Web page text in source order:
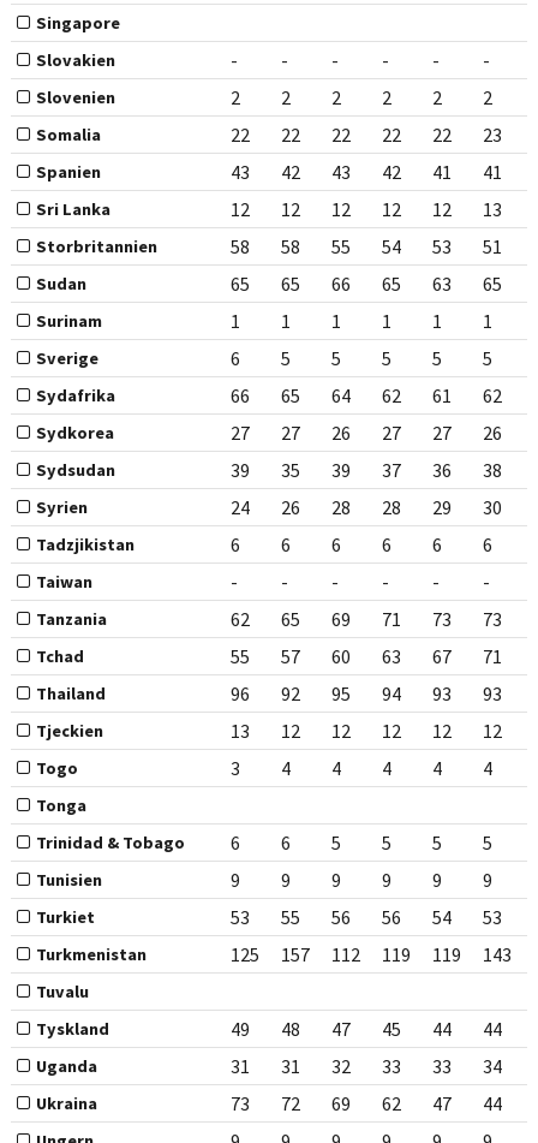
Singapore
Slovakien
- - - - - -
Slovenien 2 2 2 2 2 2
Somalia 22 22 22 22 22 23
Spanien 43 42 43 42 41 41
Sri Lanka 12 12 12 12 12 13
Storbritannien 58 58 55 54 53 51
Sudan 65 65 66 65 63 65
Surinam 1 1 1 1 1 1
Sverige 6 5 5 5 5 5
Sydafrika 66 65 64 62 61 62
Sydkorea 27 27 26 27 27 26
Sydsudan 39 35 39 37 36 38
Syrien 24 26 28 28 29 30
Tadzjikistan 6 6 6 6 6 6
Taiwan - - - - - -
Tanzania 62 65 69 71 73 73
Tchad 55 57 60 63 67 71
Thailand 96 92 95 94 93 93
Tjeckien 13 12 12 12 12 12
Togo 3 4 4 4 4 4
Tonga
Trinidad & Tobago
6 6 5 5 5 5
Tunisien 9 9 9 9 9 9
Turkiet 53 55 56 56 54 53
Turkmenistan 125 157 112 119 119 143
Tuvalu
Tyskland
49 48 47 45 44 44
Uganda 31 31 32 33 33 34
Ukraina 73 72 69 62 47 44